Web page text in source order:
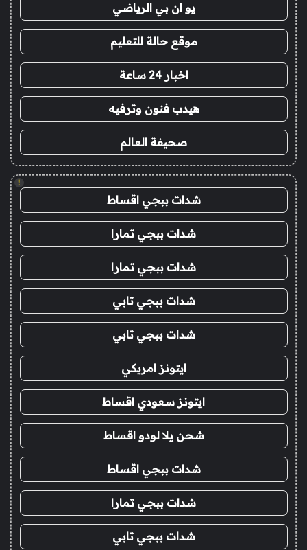
يو ان بي الرياضي
موقع حالة للتعليم
اخبار 24 ساعة
هيدب فنون وترفيه
صحيفة العالم
!
شدات ببجي اقساط
شدات ببجي تمارا
شدات ببجي تمارا
شدات ببجي تابي
شدات ببجي تابي
ايتونز امريكي
ايتونز سعودي اقساط
شحن يلا لودو اقساط
شدات ببجي اقساط
شدات ببجي تمارا
شدات ببجي تابي